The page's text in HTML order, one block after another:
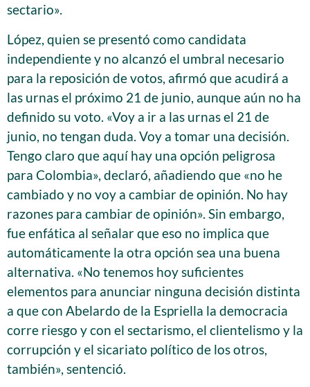
sectario».
López, quien se presentó como candidata
independiente y no alcanzó el umbral necesario
para la reposición de votos, afirmó que acudirá a
las urnas el próximo 21 de junio, aunque aún no ha
definido su voto. «Voy a ir a las urnas el 21 de
junio, no tengan duda. Voy a tomar una decisión.
Tengo claro que aquí hay una opción peligrosa
para Colombia», declaró, añadiendo que «no he
cambiado y no voy a cambiar de opinión. No hay
razones para cambiar de opinión». Sin embargo,
fue enfática al señalar que eso no implica que
automáticamente la otra opción sea una buena
alternativa. «No tenemos hoy suficientes
elementos para anunciar ninguna decisión distinta
a que con Abelardo de la Espriella la democracia
corre riesgo y con el sectarismo, el clientelismo y la
corrupción y el sicariato político de los otros,
también», sentenció.